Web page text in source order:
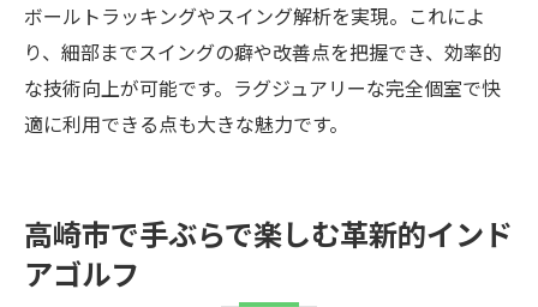
ボールトラッキングやスイング解析を実現。これによ
り、細部までスイングの癖や改善点を把握でき、効率的
な技術向上が可能です。ラグジュアリーな完全個室で快
適に利用できる点も大きな魅力です。
高崎市で手ぶらで楽しむ革新的インド
アゴルフ